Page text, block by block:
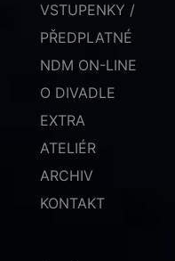
VSTUPENKY /
PŘEDPLATNÉ
NDM ON-LINE
O DIVADLE
EXTRA
ATELIÉR
ARCHIV
KONTAKT